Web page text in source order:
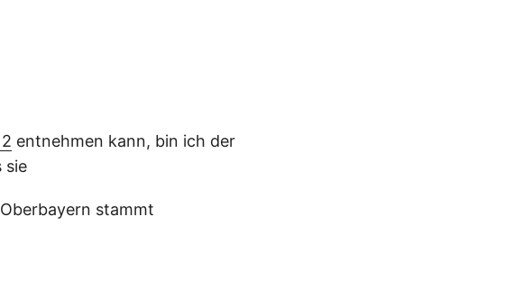
entnehmen kann, bin ich der
sie
stammt